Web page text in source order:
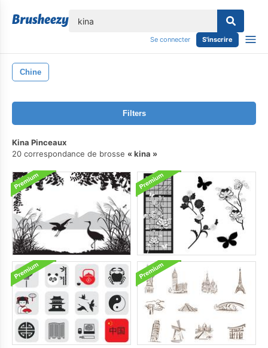
Se connecter S'inscrire
Chine
Filters
Kina Pinceaux
20 correspondance de brosse
kina